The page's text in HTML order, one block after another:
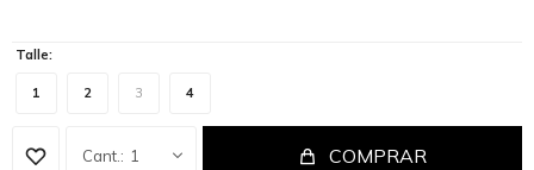
Talle:
1 2 3 4
1 COMPRAR